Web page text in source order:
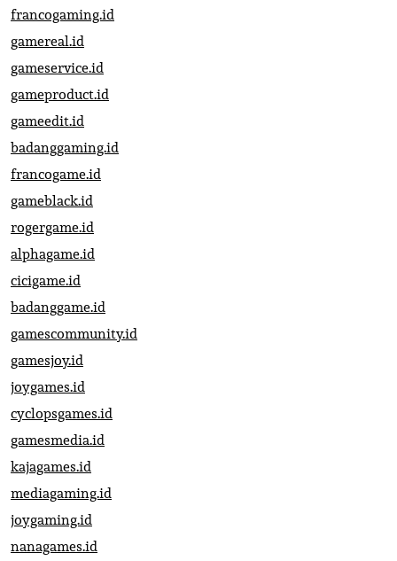
francogaming.id
gamereal.id
gameservice.id
gameproduct.id
gameedit.id
badanggaming.id
francogame.id
gameblack.id
rogergame.id
alphagame.id
cicigame.id
badanggame.id
gamescommunity.id
gamesjoy.id
joygames.id
cyclopsgames.id
gamesmedia.id
kajagames.id
mediagaming.id
joygaming.id
nanagames.id